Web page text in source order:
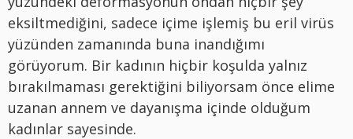
eksiltmediğini, sadece içime işlemiş bu eril virüs
yüzünden zamanında buna inandığımı
görüyorum. Bir kadının hiçbir koşulda yalnız
bırakılmaması gerektiğini biliyorsam önce elime
uzanan annem ve dayanışma içinde olduğum
kadınlar sayesinde.